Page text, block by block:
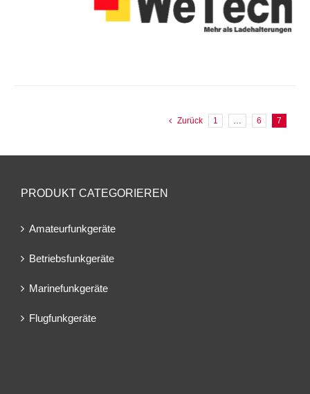
Zurück 1 … 6 7
PRODUKT CATEGORIEREN
Amateurfunkgeräte
Betriebsfunkgeräte
Marinefunkgeräte
Flugfunkgeräte